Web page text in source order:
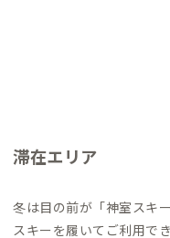
滞在エリア
冬は目の前が「神室スキ
スキーを履いてご利用でき